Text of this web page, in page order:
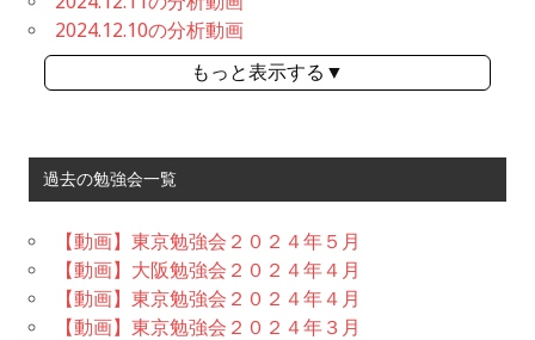
2024.12.10の分析動画
もっと表示する▼
過去の勉強会一覧
【動画】東京勉強会２０２４年５月
【動画】大阪勉強会２０２４年４月
【動画】東京勉強会２０２４年４月
【動画】東京勉強会２０２４年３月